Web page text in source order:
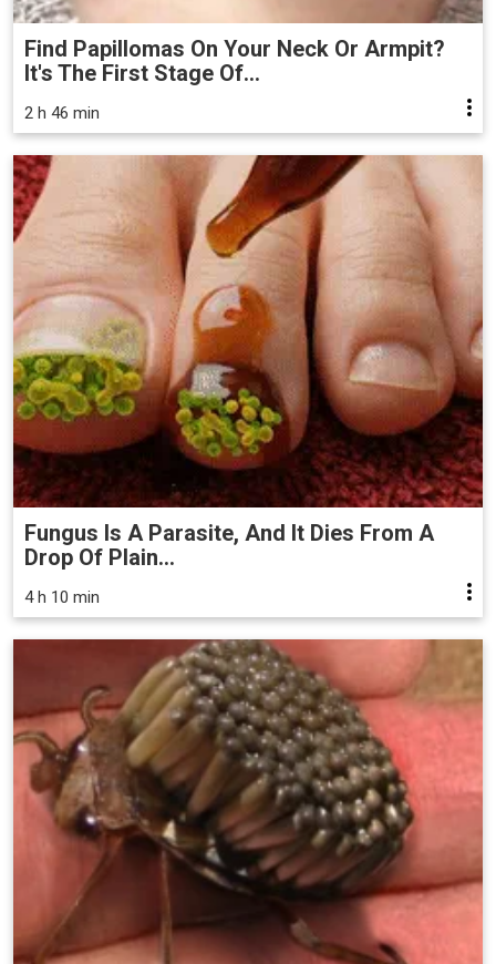
Find Papillomas On Your Neck Or Armpit?
It's The First Stage Of...
2 h 46 min
Fungus Is A Parasite, And It Dies From A
Drop Of Plain...
4 h 10 min